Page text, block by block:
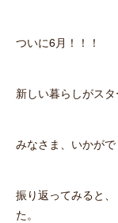
ついに6月！！！
新しい暮らしがスタ
みなさま、いかがで
振り返ってみると
た。